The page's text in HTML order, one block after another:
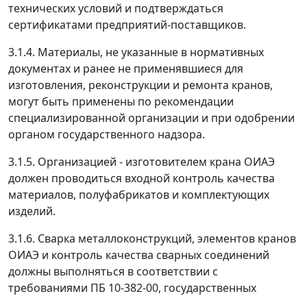
технических условий и подтверждаться
сертификатами предприятий-поставщиков.
3.1.4. Материалы, не указанные в нормативных
документах и ранее не применявшиеся для
изготовления, реконструкции и ремонта кранов,
могут быть применены по рекомендации
специализированной организации и при одобрении
органом государственного надзора.
3.1.5. Организацией - изготовителем крана ОИАЭ
должен проводиться входной контроль качества
материалов, полуфабрикатов и комплектующих
изделий.
3.1.6. Сварка металлоконструкций, элементов кранов
ОИАЭ и контроль качества сварных соединений
должны выполняться в соответствии с
требованиями ПБ 10-382-00, государственных